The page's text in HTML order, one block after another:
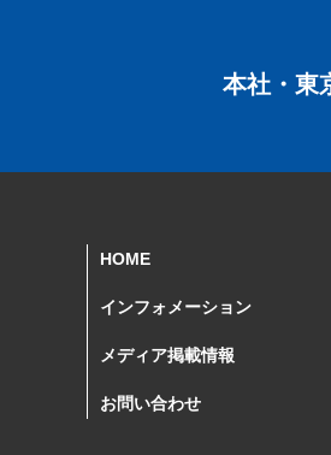
本社・東
HOME
インフォメーション
メディア掲載情報
お問い合わせ